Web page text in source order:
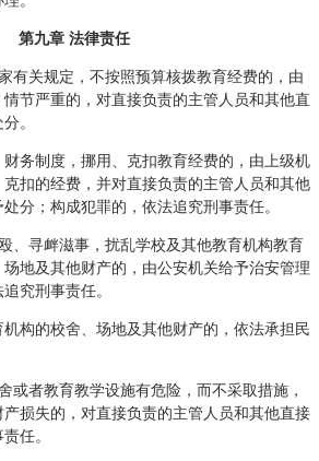
第九章 法律责任
关规定，不按照预算核拨教育经费的，由
节严重的，对直接负责的主管人员和其他直
。
制度，挪用、克扣教育经费的，由上级机
扣的经费，并对直接负责的主管人员和其他
分；构成犯罪的，依法追究刑事责任。
寻衅滋事，扰乱学校及其他教育机构教育
地及其他财产的，由公安机关给予治安管理
究刑事责任。
的校舍、场地及其他财产的，依法承担民
者教育教学设施有危险，而不采取措施，
损失的，对直接负责的主管人员和其他直接
任。